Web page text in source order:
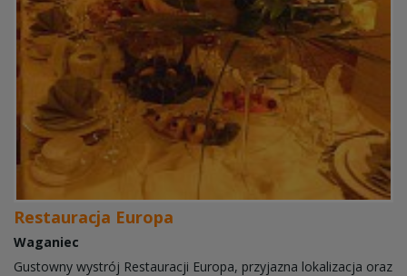
Restauracja Europa
Waganiec
Gustowny wystrój Restauracji Europa, przyjazna lokalizacja oraz